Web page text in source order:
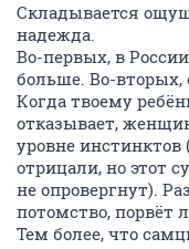
Складывается
надежда.
Во-первых, в
больше. Во-вторых,
Когда твоему
отказывает,
уровне
отрицали, но этот
не опровергнут).
потомство, порвёт
Тем более, что